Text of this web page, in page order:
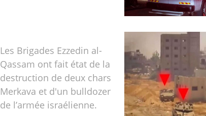
Les Brigades Ezzedin al-
Qassam ont fait état de la
destruction de deux chars
Merkava et d'un bulldozer
de l’armée israélienne.